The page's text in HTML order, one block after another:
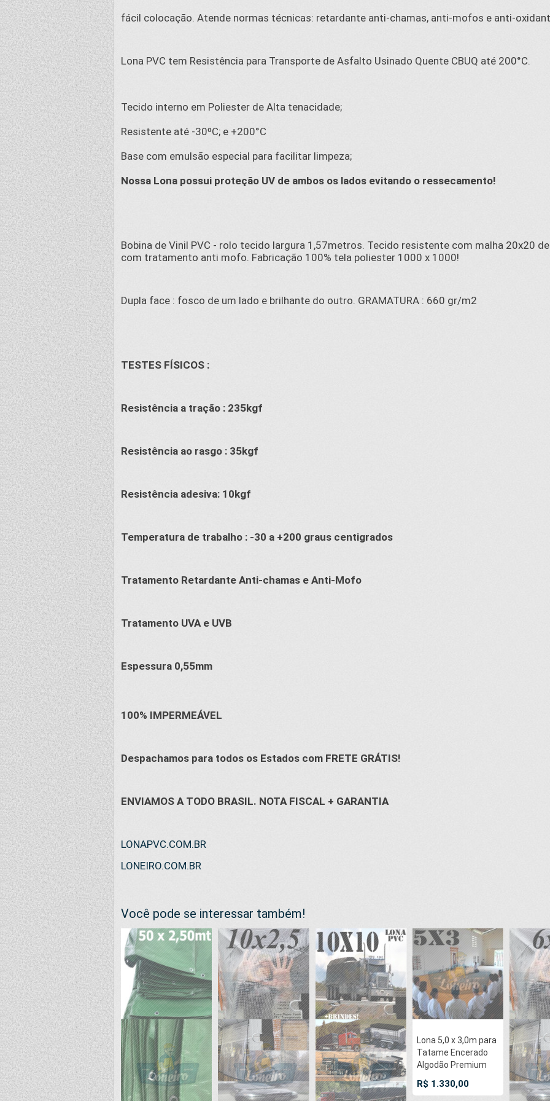
fácil colocação. Atende normas técnicas: retardante anti-chamas, anti-mofos e anti-
Lona PVC tem Resistência para Transporte de Asfalto Usinado Quente CBUQ até 200°C.
Tecido interno em Poliester de Alta tenacidade;
Resistente até -30ºC; e +200°C
Base com emulsão especial para facilitar limpeza;
Nossa Lona possui proteção UV de ambos os lados evitando o ressecamento!
Bobina de Vinil PVC - rolo tecido largura 1,57metros. Tecido resistente com malha 20x20
com tratamento anti mofo. Fabricação 100% tela poliester 1000 x 1000!
Dupla face : fosco de um lado e brilhante do outro. GRAMATURA : 660 gr/m2
TESTES FÍSICOS :
Resistência a tração : 235kgf
Resistência ao rasgo : 35kgf
Resistência adesiva: 10kgf
Temperatura de trabalho : -30 a +200 graus centigrados
Tratamento Retardante Anti-chamas e Anti-Mofo
Tratamento UVA e UVB
Espessura 0,55mm
100% IMPERMEÁVEL
Despachamos para todos os Estados com FRETE GRÁTIS!
ENVIAMOS A TODO BRASIL. NOTA FISCAL + GARANTIA
LONAPVC.COM.BR
LONEIRO.COM.BR
Você pode se interessar também!
Lona 5,0 x 3,0m para
Tatame Encerado
Algodão Premium
Cotton RipStop
R$ 1.330,00